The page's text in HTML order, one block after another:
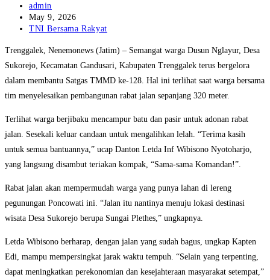
Post
author:
admin
Post
published:
May 9, 2026
Post
TNI Bersama Rakyat
Trenggalek, Nenemonews (Jatim) – Semangat warga Dusun Nglayur, Desa
Sukorejo, Kecamatan Gandusari, Kabupaten Trenggalek terus bergelora
dalam membantu Satgas TMMD ke-128. Hal ini terlihat saat warga bersama
tim menyelesaikan pembangunan rabat jalan sepanjang 320 meter.
Terlihat warga berjibaku mencampur batu dan pasir untuk adonan rabat
jalan. Sesekali keluar candaan untuk mengalihkan lelah. “Terima kasih
untuk semua bantuannya,” ucap Danton Letda Inf Wibisono Nyotoharjo,
yang langsung disambut teriakan kompak, “Sama-sama Komandan!”.
Rabat jalan akan mempermudah warga yang punya lahan di lereng
pegunungan Poncowati ini. “Jalan itu nantinya menuju lokasi destinasi
wisata Desa Sukorejo berupa Sungai Plethes,” ungkapnya.
Letda Wibisono berharap, dengan jalan yang sudah bagus, ungkap Kapten
Edi, mampu mempersingkat jarak waktu tempuh. “Selain yang terpenting,
dapat meningkatkan perekonomian dan kesejahteraan masyarakat setempat,”